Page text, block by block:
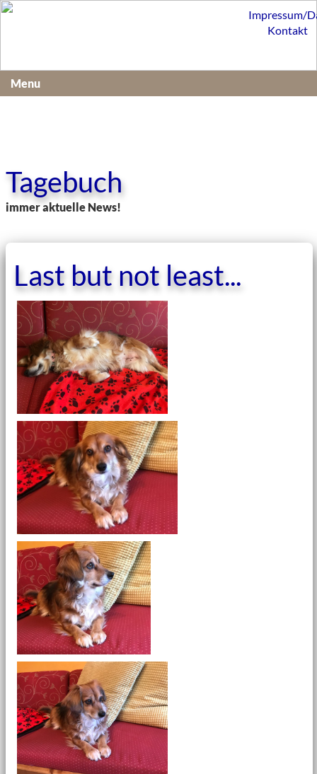
Tagebuch
immer aktuelle News!
Last but not least...
Impressum/
Kontakt
Menu